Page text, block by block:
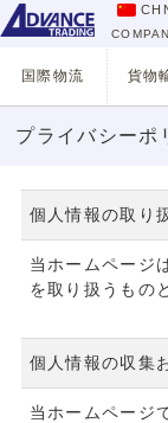
プライバシーポリシ
国際物流 貨物
プライバシーポ
個人情報の取り
当ホームページ
を取り扱うもの
個人情報の収集
当ホームページ